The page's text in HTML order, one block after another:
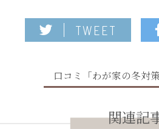
TWEET
口コミ「わが家の冬対
関連記